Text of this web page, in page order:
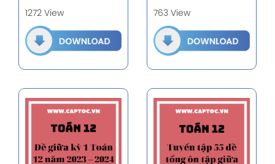
1272 View 763 View